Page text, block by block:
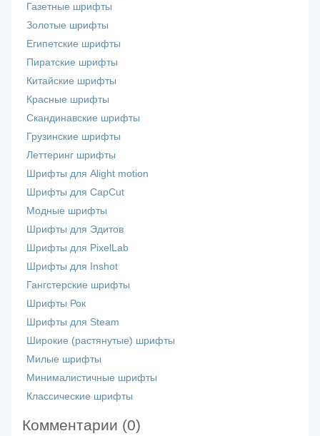
Газетные шрифты
Золотые шрифты
Египетские шрифты
Пиратские шрифты
Китайские шрифты
Красные шрифты
Скандинавские шрифты
Грузинские шрифты
Леттеринг шрифты
Шрифты для Alight motion
Шрифты для CapCut
Модные шрифты
Шрифты для Эдитов
Шрифты для PixelLab
Шрифты для Inshot
Гангстерские шрифты
Шрифты Рок
Шрифты для Steam
Широкие (растянутые) шрифты
Милые шрифты
Минималистичные шрифты
Классические шрифты
Комментарии (0)